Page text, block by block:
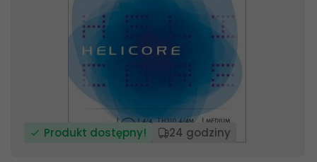
Produkt dostępny! 24 godziny